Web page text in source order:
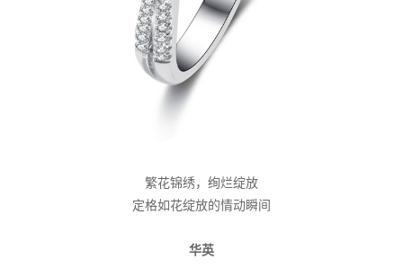
繁花锦绣，绚烂绽放
定格如花绽放的情动瞬间
华英